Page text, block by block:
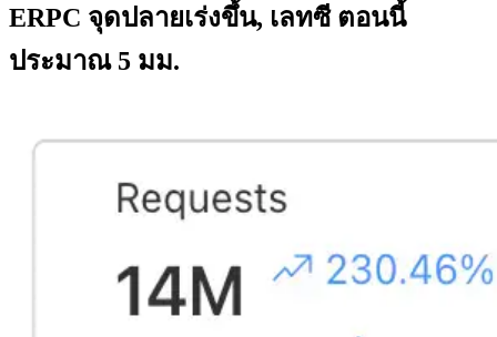
ERPC จุดปลายเร่งขึ้น, เลทซี ตอนนี้
ประมาณ 5 มม.